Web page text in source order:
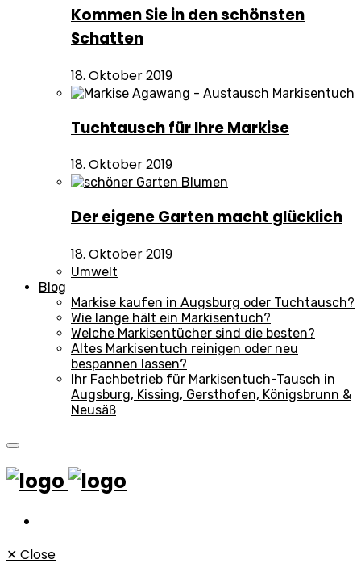
Kommen Sie in den schönsten
Schatten
18. Oktober 2019
Tuchtausch für Ihre Markise
18. Oktober 2019
Der eigene Garten macht glücklich
18. Oktober 2019
Umwelt
Blog
Markise kaufen in Augsburg oder Tuchtausch?
Wie lange hält ein Markisentuch?
Welche Markisentücher sind die besten?
Altes Markisentuch reinigen oder neu
bespannen lassen?
Ihr Fachbetrieb für Markisentuch-Tausch in
Augsburg, Kissing, Gersthofen, Königsbrunn &
Neusäß
✕ Close